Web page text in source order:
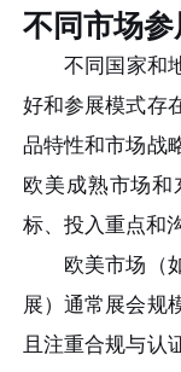
不同市场
不同国家和
好和参展模式存
品特性和市场战
欧美成熟市场和
标、投入重点和
欧美市场（如
展）通常展会规
且注重合规与认